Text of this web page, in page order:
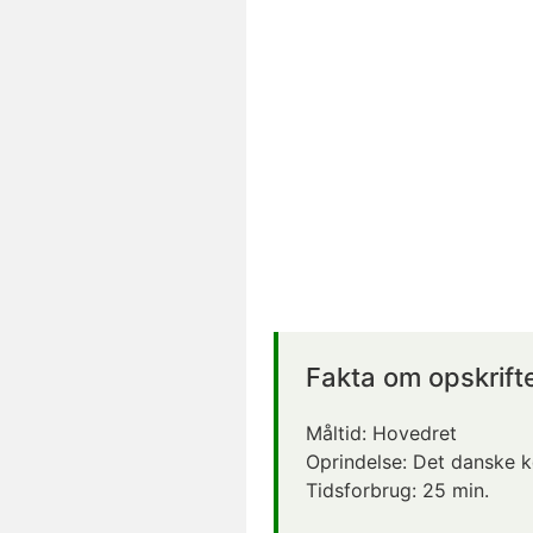
Fakta om
Måltid: Hovedret
Oprindelse: Det danske
Tidsforbrug: 25 min.